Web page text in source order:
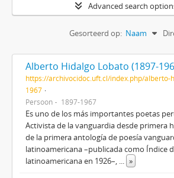
Advanced search
Gesorteerd op: Naam
Alberto Hidalgo Lobato (1897-
https://archivocidoc.uft.cl/index.php/alberto-
1967
Persoon
1897-1967
Es uno de los más importantes poetas
Activista de la vanguardia desde primera
de la primera antología de poesía
latinoamericana –publicada como Índice
latinoamericana en 1926–, ... »